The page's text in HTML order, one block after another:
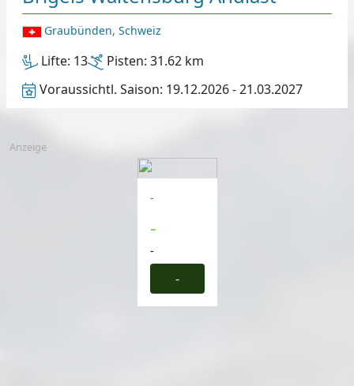
Graubünden, Schweiz
Lifte: 13 Pisten: 31.62 km
Voraussichtl. Saison: 19.12.2026 - 21.03.2027
Anzeige
-
-
-
-